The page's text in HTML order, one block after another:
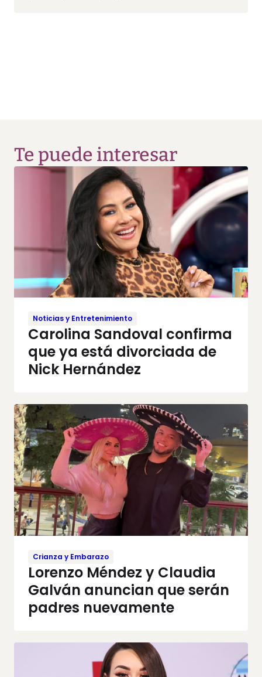
Te puede interesar
Noticias y Entretenimiento
Carolina Sandoval confirma
que ya está divorciada de
Nick Hernández
Crianza y Embarazo
Lorenzo Méndez y Claudia
Galván anuncian que serán
padres nuevamente